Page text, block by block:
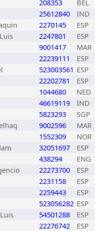
208353 BEL
25612840 IND
2270145 ESP
2247801 ESP
9001417 MAR
22239111 ESP
523003561 ESP
22202781 ESP
1044680 NED
46619119 IND
5823293 SGP
9002596 MAR
1552309 NOR
32051697 ESP
438294 ENG
22273700 ESP
2231158 ESP
2259443 ESP
523056282 ESP
54501288 ESP
22276742 ESP